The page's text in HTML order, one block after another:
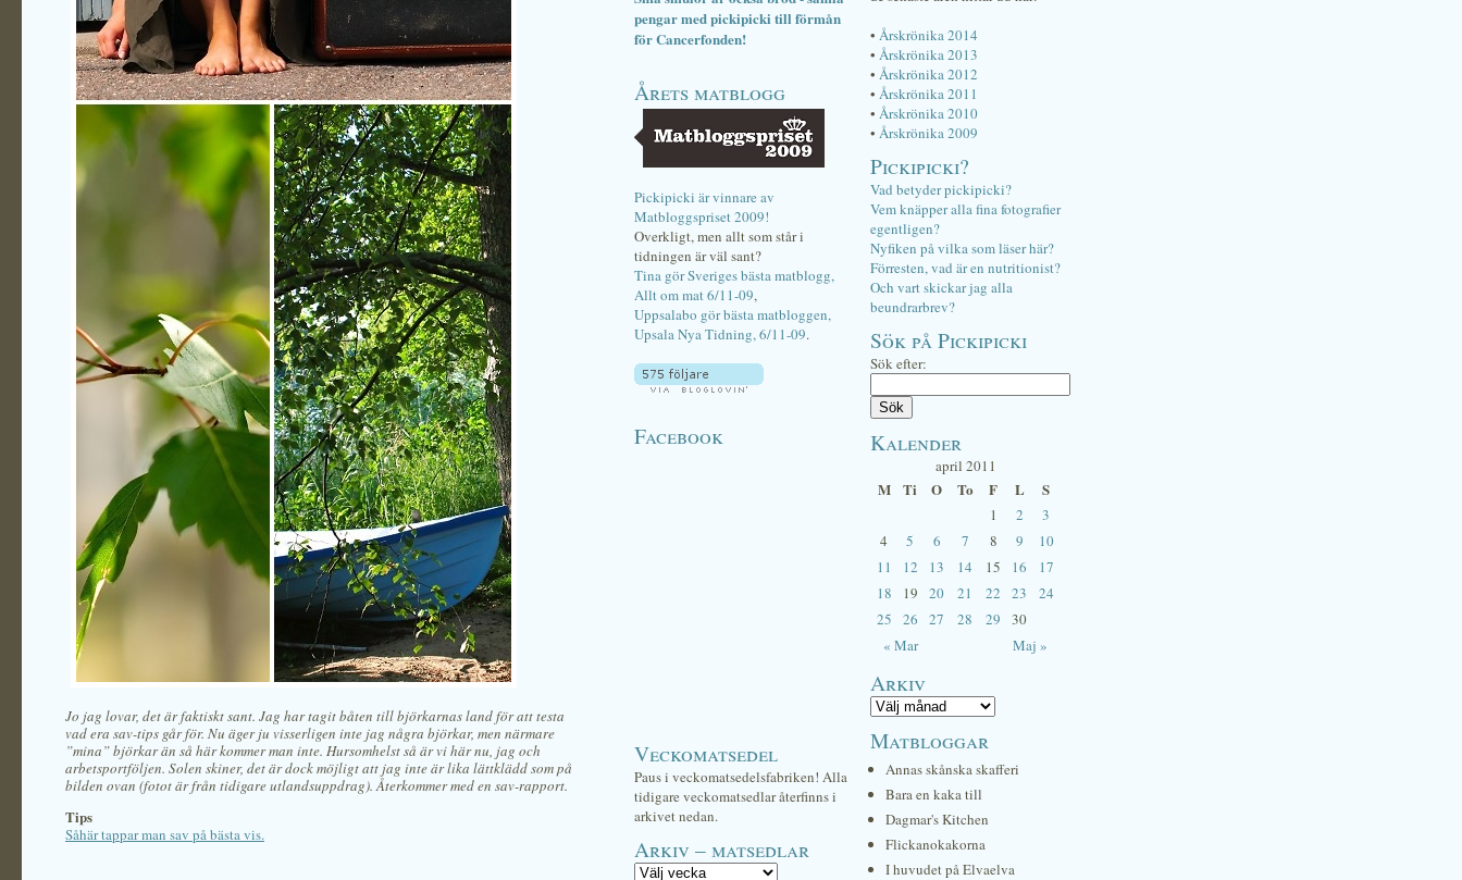
Jo jag lovar, det är faktiskt sant. Jag har tagit båten till björkarnas land för att testa
vad era sav-tips går för. Nu äger ju visserligen inte jag några björkar, men närmare
”mina” björkar än så här kommer man inte. Hursomhelst så är vi här nu, jag och
arbetsportföljen. Solen skiner, det är dock möjligt att jag inte är lika lättklädd som på
bilden ovan (fotot är från tidigare utlandsuppdrag). Återkommer med en sav-rapport.
Tips
Såhär tappar man sav på bästa vis.
pengar med pickipicki till förmån
för Cancerfonden!
Årets matblogg
Pickipicki är vinnare av
Matbloggspriset 2009!
Overkligt, men allt som står i
tidningen är väl sant?
Tina gör Sveriges bästa matblogg,
Allt om mat 6/11-09,
Uppsalabo gör bästa matbloggen,
Upsala Nya Tidning, 6/11-09.
Facebook
Veckomatsedel
Paus i veckomatsedelsfabriken! Alla
tidigare veckomatsedlar återfinns i
arkivet nedan.
Arkiv – matsedlar
• Årskrönika 2014
• Årskrönika 2013
• Årskrönika 2012
• Årskrönika 2011
• Årskrönika 2010
• Årskrönika 2009
Pickipicki?
Vad betyder pickipicki?
Vem knäpper alla fina fotografier
egentligen?
Nyfiken på vilka som läser här?
Förresten, vad är en nutritionist?
Och vart skickar jag alla
beundrarbrev?
Sök på Pickipicki
Sök efter:
Kalender
april 2011
M Ti O To F L S
« Mar Maj »
1 2
3
4
5 6 7 8 9
10
11
12 13 14 15 16
17
18
19 20 21 22 23
24
25
26 27 28 29 30
Arkiv
Matbloggar
Annas skånska skafferi
Bara en kaka till
Dagmar's Kitchen
Flickanokakorna
I huvudet på Elvaelva